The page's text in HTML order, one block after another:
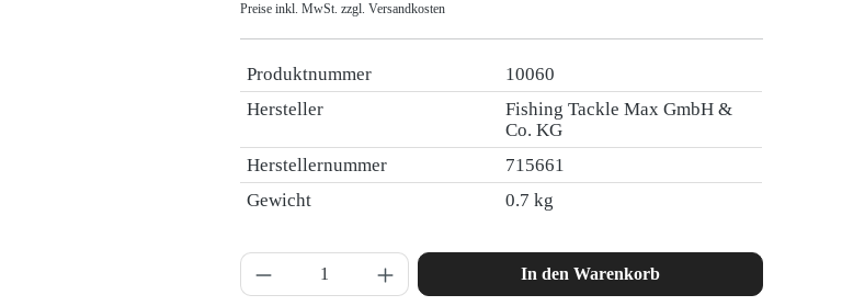
Preise inkl. MwSt. zzgl. Versandkosten
Produktnummer
10060
Hersteller
Fishing Tackle Max GmbH &
Co. KG
Herstellernummer
715661
Gewicht
0.7 kg
Produkt Anzahl: Gib den gewünschten Wert ein oder
In den Warenkorb